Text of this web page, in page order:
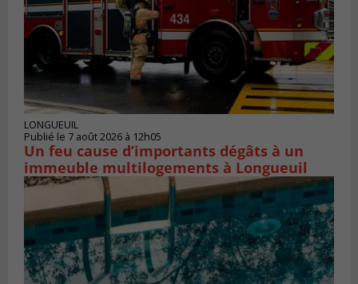
LONGUEUIL
Publié le 7 août 2026 à 12h05
Un feu cause d’importants dégâts à un
immeuble multilogements à Longueuil